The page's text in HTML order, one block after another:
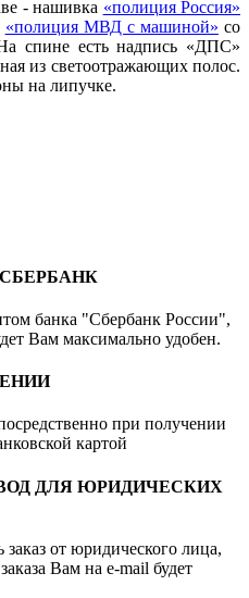
- нашивка «полиция Россия»
«полиция МВД с машиной» со
спине есть надпись «ДПС»
из светоотражающих полос.
на липучке.
банка "Сбербанк России",
Вам максимально удобен.
при получении
картой
ДЛЯ ЮРИДИЧЕСКИХ
от юридического лица,
Вам на e-mail будет